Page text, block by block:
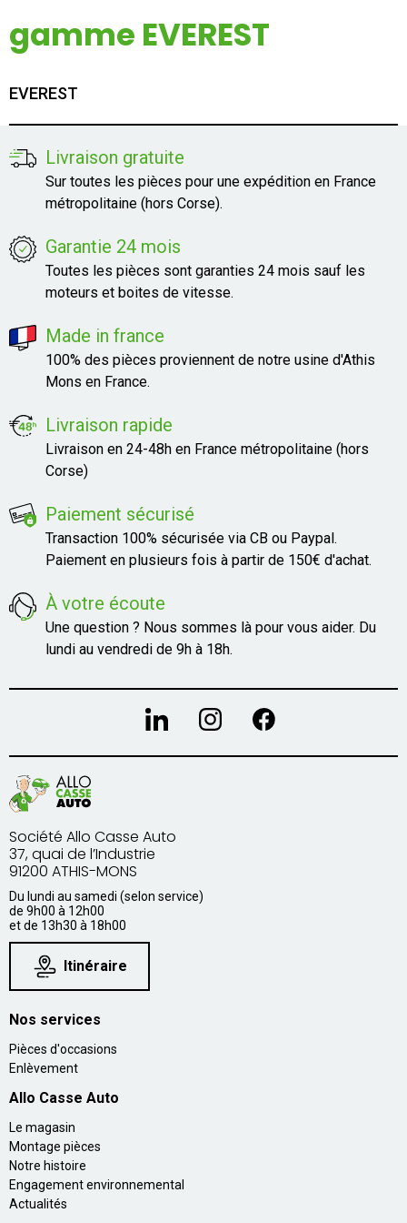
gamme EVEREST
EVEREST
Livraison gratuite
Sur toutes les pièces pour une expédition en France
métropolitaine (hors Corse).
Garantie 24 mois
Toutes les pièces sont garanties 24 mois sauf les
moteurs et boites de vitesse.
Made in france
100% des pièces proviennent de notre usine d'Athis
Mons en France.
Livraison rapide
Livraison en 24-48h en France métropolitaine (hors
Corse)
Paiement sécurisé
Transaction 100% sécurisée via CB ou Paypal.
Paiement en plusieurs fois à partir de 150€ d'achat.
À votre écoute
Une question ? Nous sommes là pour vous aider. Du
lundi au vendredi de 9h à 18h.
Société Allo Casse Auto
37, quai de l’Industrie
91200 ATHIS-MONS
Du lundi au samedi (selon service)
de 9h00 à 12h00
et de 13h30 à 18h00
Itinéraire
Nos services
Pièces d'occasions
Enlèvement
Allo Casse Auto
Le magasin
Montage pièces
Notre histoire
Engagement environnemental
Actualités